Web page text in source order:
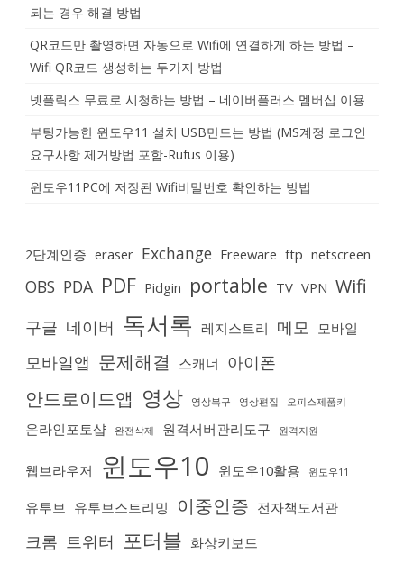
되는 경우 해결 방법
QR코드만 촬영하면 자동으로 Wifi에 연결하게 하는 방법 –
Wifi QR코드 생성하는 두가지 방법
넷플릭스 무료로 시청하는 방법 – 네이버플러스 멤버십 이용
부팅가능한 윈도우11 설치 USB만드는 방법 (MS계정 로그인
요구사항 제거방법 포함-Rufus 이용)
윈도우11PC에 저장된 Wifi비밀번호 확인하는 방법
2단계인증 eraser Exchange Freeware ftp netscreen
OBS PDA PDF Pidgin portable TV VPN Wifi
구글 네이버 독서록 레지스트리 메모 모바일
모바일앱 문제해결 스캐너 아이폰
안드로이드앱 영상 영상복구 영상편집 오피스제품키
온라인포토샵 완전삭제 원격서버관리도구 원격지원
웹브라우저 윈도우10 윈도우10활용 윈도우11
유투브 유투브스트리밍 이중인증 전자책도서관
크롬 트위터 포터블 화상키보드